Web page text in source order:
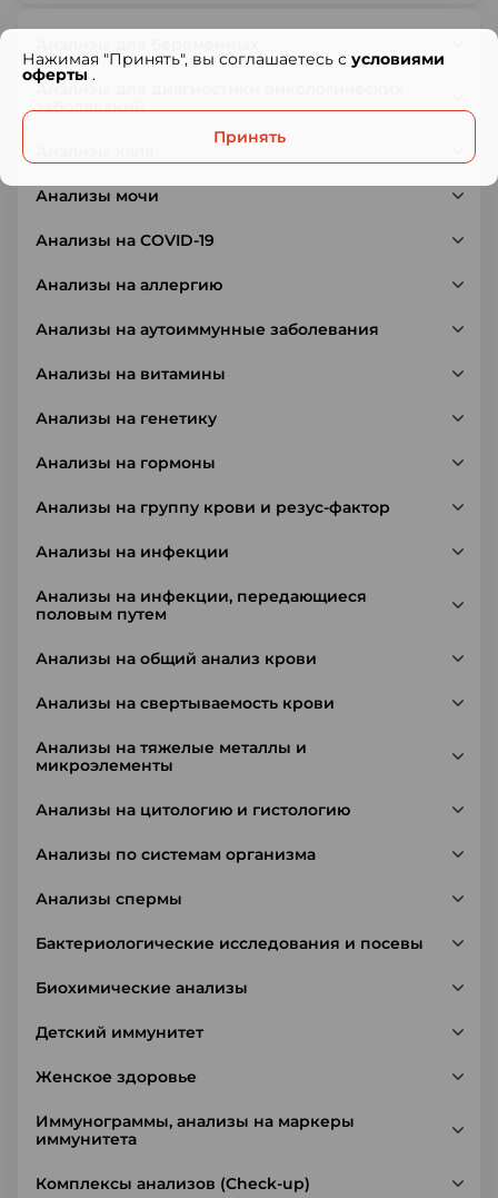
Анализы для диагностики онкологических
заболеваний
Анализы мочи
Анализы на COVID-19
Анализы на аллергию
Анализы на аутоиммунные заболевания
Анализы на витамины
Анализы на генетику
Анализы на гормоны
Анализы на группу крови и резус-фактор
Анализы на инфекции
Анализы на инфекции, передающиеся
половым путем
Анализы на общий анализ крови
Анализы на свертываемость крови
Анализы на тяжелые металлы и
микроэлементы
Анализы на цитологию и гистологию
Анализы по системам организма
Анализы спермы
Бактериологические исследования и посевы
Биохимические анализы
Детский иммунитет
Женское здоровье
Иммунограммы, анализы на маркеры
иммунитета
Комплексы анализов (Check-up)
Нажимая "Принять", вы соглашаетесь с условиями
оферты .
Принять